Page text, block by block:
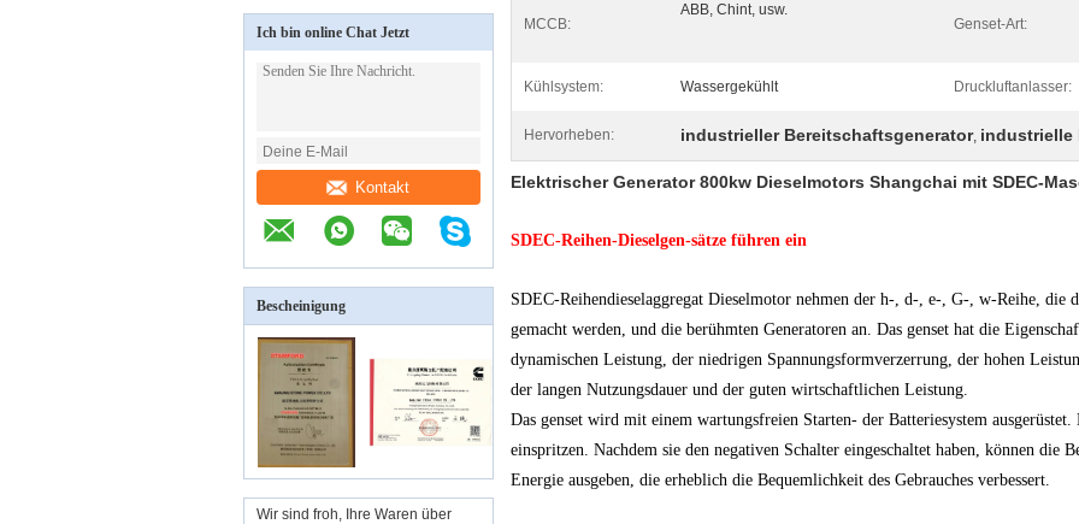
Ich bin online Chat Jetzt
Kontakt
Bescheinigung
Wir sind froh, Ihre Waren über
MCCB:
ABB, Chint, usw.
Genset-Art:
Kühlsystem: Wassergekühlt Druckluftanlasser:
Hervorheben: industrieller Bereitschaftsgenerator, industrielle
Elektrischer Generator 800kw Dieselmotors Shangchai mit SDEC-
SDEC-Reihen-Dieselgen-sätze führen ein
SDEC-Reihendieselaggregat Dieselmotor nehmen der h-, d-, e-, G-, w-Reihe, die
gemacht werden, und die berühmten Generatoren an. Das genset hat die
dynamischen Leistung, der niedrigen Spannungsformverzerrung, der hohen
der langen Nutzungsdauer und der guten wirtschaftlichen Leistung.
Das genset wird mit einem wartungsfreien Starten- der Batteriesystem
einspritzen. Nachdem sie den negativen Schalter eingeschaltet haben, können die
Energie ausgeben, die erheblich die Bequemlichkeit des Gebrauches verbessert.